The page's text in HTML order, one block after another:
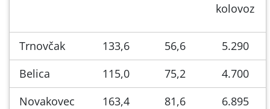
kolovoz
Trnovčak 133,6 56,6
5.290
Belica
115,0 75,2
4.700
Novakovec
163,4 81,6
6.895